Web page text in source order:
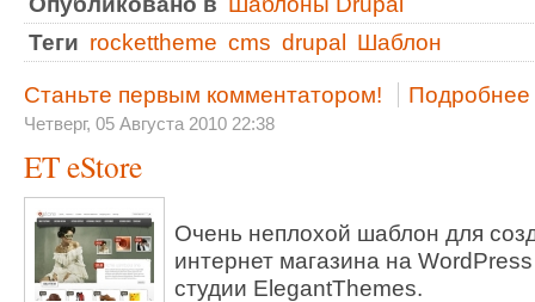
Теги rockettheme cms drupal Шаблон
Станьте первым комментатором! Подробнее
Четверг, 05 Августа 2010 22:38
ET eStore
Очень неплохой шаблон для
интернет магазина на
студии ElegantThemes.